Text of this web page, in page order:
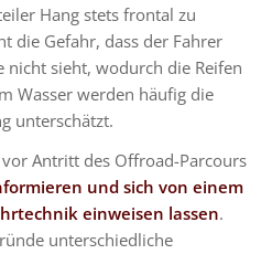
Hang stets frontal zu
die Gefahr, dass der Fahrer
nicht sieht, wodurch die Reifen
Wasser werden häufig die
unterschätzt.
Antritt des Offroad-Parcours
und sich von einem
einweisen lassen.
unterschiedliche